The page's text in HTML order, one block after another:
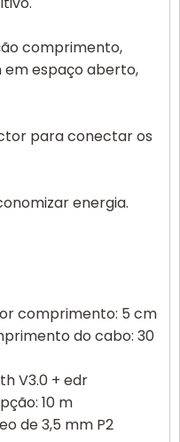
comprimento,
em espaço aberto,
para conectar os
energia.
comprimento: 5 cm
do cabo: 30
V3.0 + edr
10 m
de 3,5 mm P2